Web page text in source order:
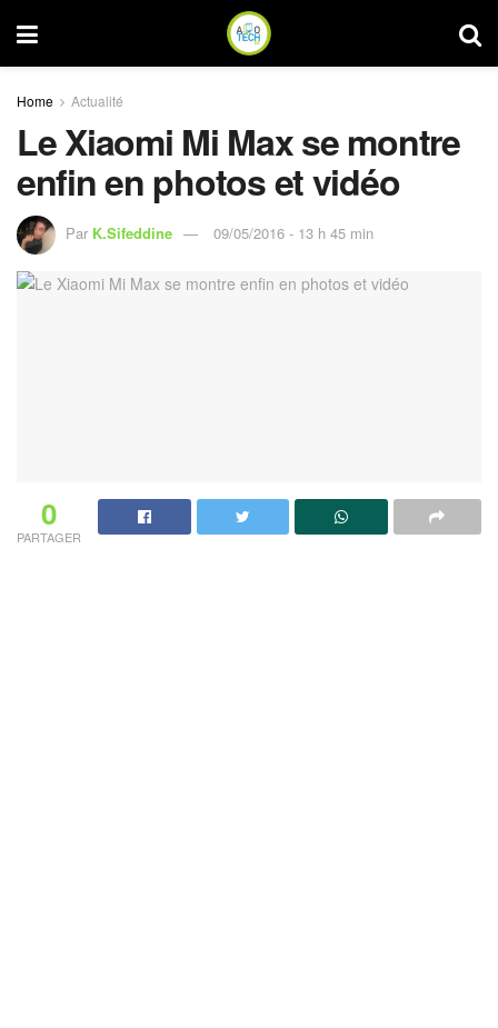
Home Actualité
Le Xiaomi Mi Max se montre
enfin en photos et vidéo
Par K.Sifeddine 09/05/2016 - 13 h 45 min
0
PARTAGER